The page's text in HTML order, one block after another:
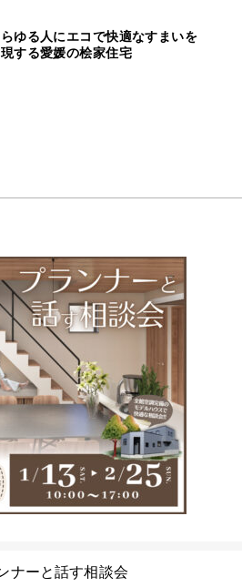
ゆる人にエコで快適なすまいを
する愛媛の桧家住宅
>レイヤー 2
ナーと話す相談会